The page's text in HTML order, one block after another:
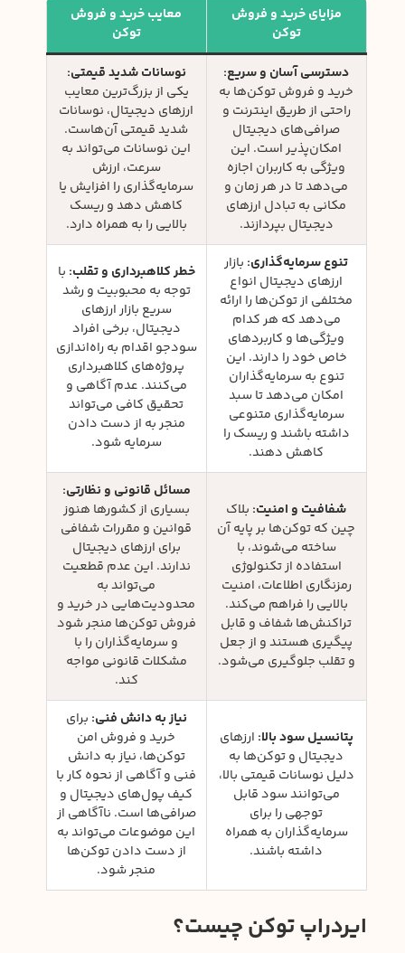
مزایای خرید و فروش
توکن
معایب خرید و فروش
توکن
دسترسی آسان و سریع:
خرید و فروش توکن‌ها به
راحتی از طریق اینترنت و
صرافی‌های دیجیتال
امکان‌پذیر است. این
ویژگی به کاربران اجازه
می‌دهد تا در هر زمان و
مکانی به تبادل ارزهای
دیجیتال بپردازند.
نوسانات شدید قیمتی:
یکی از بزرگ‌ترین معایب
ارزهای دیجیتال، نوسانات
شدید قیمتی آن‌هاست.
این نوسانات می‌تواند به
سرعت، ارزش
سرمایه‌گذاری را افزایش یا
کاهش دهد و ریسک
بالایی را به همراه دارد.
تنوع سرمایه‌گذاری: بازار
ارزهای دیجیتال انواع
مختلفی از توکن‌ها را ارائه
می‌دهد که هر کدام
ویژگی‌ها و کاربردهای
خاص خود را دارند. این
تنوع به سرمایه‌گذاران
امکان می‌دهد تا سبد
سرمایه‌گذاری متنوعی
داشته باشند و ریسک را
کاهش دهند.
خطر کلاهبرداری و تقلب: با
توجه به محبوبیت و رشد
سریع بازار ارزهای
دیجیتال، برخی افراد
سودجو اقدام به راه‌اندازی
پروژه‌های کلاهبرداری
می‌کنند. عدم آگاهی و
تحقیق کافی می‌تواند
منجر به از دست دادن
سرمایه شود.
شفافیت و امنیت: بلاک
چین که توکن‌ها بر پایه آن
ساخته می‌شوند، با
استفاده از تکنولوژی
رمزنگاری اطلاعات، امنیت
بالایی را فراهم می‌کند.
تراکنش‌ها شفاف و قابل
پیگیری هستند و از جعل
و تقلب جلوگیری می‌شود.
مسائل قانونی و نظارتی:
بسیاری از کشورها هنوز
قوانین و مقررات شفافی
برای ارزهای دیجیتال
ندارند. این عدم قطعیت
می‌تواند به
محدودیت‌هایی در خرید و
فروش توکن‌ها منجر شود
و سرمایه‌گذاران را با
مشکلات قانونی مواجه
کند.
پتانسیل سود بالا: ارزهای
دیجیتال و توکن‌ها به
دلیل نوسانات قیمتی بالا،
می‌توانند سود قابل
توجهی را برای
سرمایه‌گذاران به همراه
داشته باشند.
نیاز به دانش فنی: برای
خرید و فروش امن
توکن‌ها، نیاز به دانش
فنی و آگاهی از نحوه کار با
کیف پول‌های دیجیتال و
صرافی‌ها است. ناآگاهی از
این موضوعات می‌تواند به
از دست دادن توکن‌ها
منجر شود.
ایردراپ توکن چیست؟